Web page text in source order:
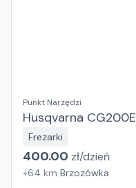
Punkt Narzędzi
Husqvarna CG200E
Frezarki
400.00 zł/dzień
+64 km Brzozówka